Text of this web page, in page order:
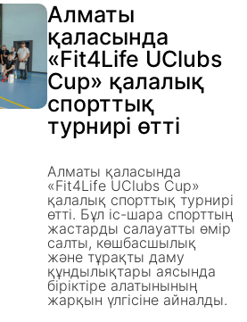
Алматы
қаласында
«Fit4Life UClubs
Cup» қалалық
спорттық
турнирі өтті
Алматы қаласында
«Fit4Life UClubs Cup»
қалалық спорттық турнирі
өтті. Бұл іс-шара спорттың
жастарды салауатты өмір
салты, көшбасшылық
және тұрақты даму
құндылықтары аясында
біріктіре алатынының
жарқын үлгісіне айналды.